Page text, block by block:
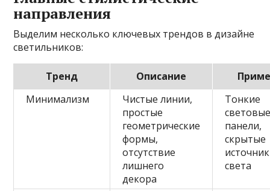
направления
Выделим несколько ключевых трендов в дизайне
светильников:
Тренд Описание
Минимализм
Чистые линии,
простые
геометрические
формы,
отсутствие
лишнего
декора
Тонкие
панели,
скрытые
света